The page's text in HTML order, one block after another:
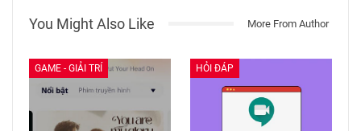
You Might Also Like More From Author
GAME - GIẢI TRÍ HỎI ĐÁP